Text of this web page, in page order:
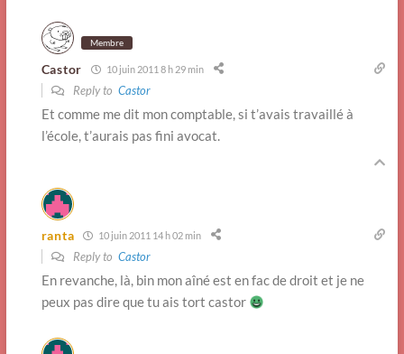
Membre
Castor 10 juin 2011 8 h 29 min
Reply to Castor
Et comme me dit mon comptable, si t’avais travaillé à
l’école, t’aurais pas fini avocat.
ranta 10 juin 2011 14 h 02 min
Reply to Castor
En revanche, là, bin mon aîné est en fac de droit et je ne
peux pas dire que tu ais tort castor